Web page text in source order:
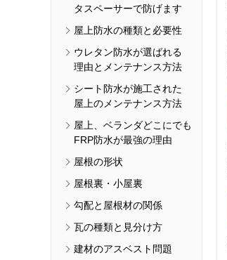
タスペーサーで防げます
屋上防水の種類と必要性
ウレタン防水が選ばれる
理由とメンテナンス方法
シート防水が施工された
屋上のメンテナンス方法
屋上、ベランダどこにでも
FRP防水が最強の理由
屋根の形状
屋根裏・小屋裏
勾配と屋根材の関係
瓦の種類と見分け方
建材のアスベスト問題